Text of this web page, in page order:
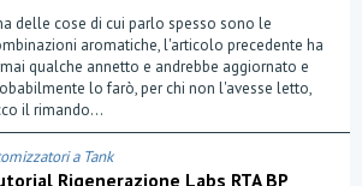
0
s
t
e
l
l
(
e
)
delle cose di cui parlo spesso sono le
aromatiche, l'articolo precedente ha
qualche annetto e andrebbe aggiornato e
lo farò, per chi non l'avesse letto,
il rimando...
a Tank
Rigenerazione Labs RTA BP